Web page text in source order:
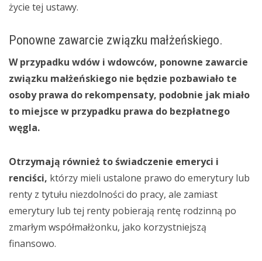
życie tej ustawy.
Ponowne zawarcie związku małżeńskiego.
W przypadku wdów i wdowców, ponowne zawarcie
związku małżeńskiego nie będzie pozbawiało te
osoby prawa do rekompensaty, podobnie jak miało
to miejsce w przypadku prawa do bezpłatnego
węgla.
Otrzymają również to świadczenie emeryci i
renciści, którzy mieli ustalone prawo do emerytury lub
renty z tytułu niezdolności do pracy, ale zamiast
emerytury lub tej renty pobierają rentę rodzinną po
zmarłym współmałżonku, jako korzystniejszą
finansowo.